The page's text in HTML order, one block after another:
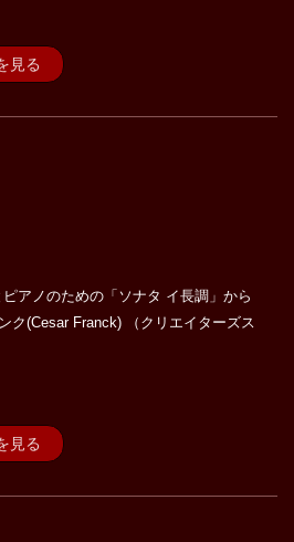
見る
アノのための「ソナタ イ長調」から
ク(Cesar Franck) （クリエイターズス
見る